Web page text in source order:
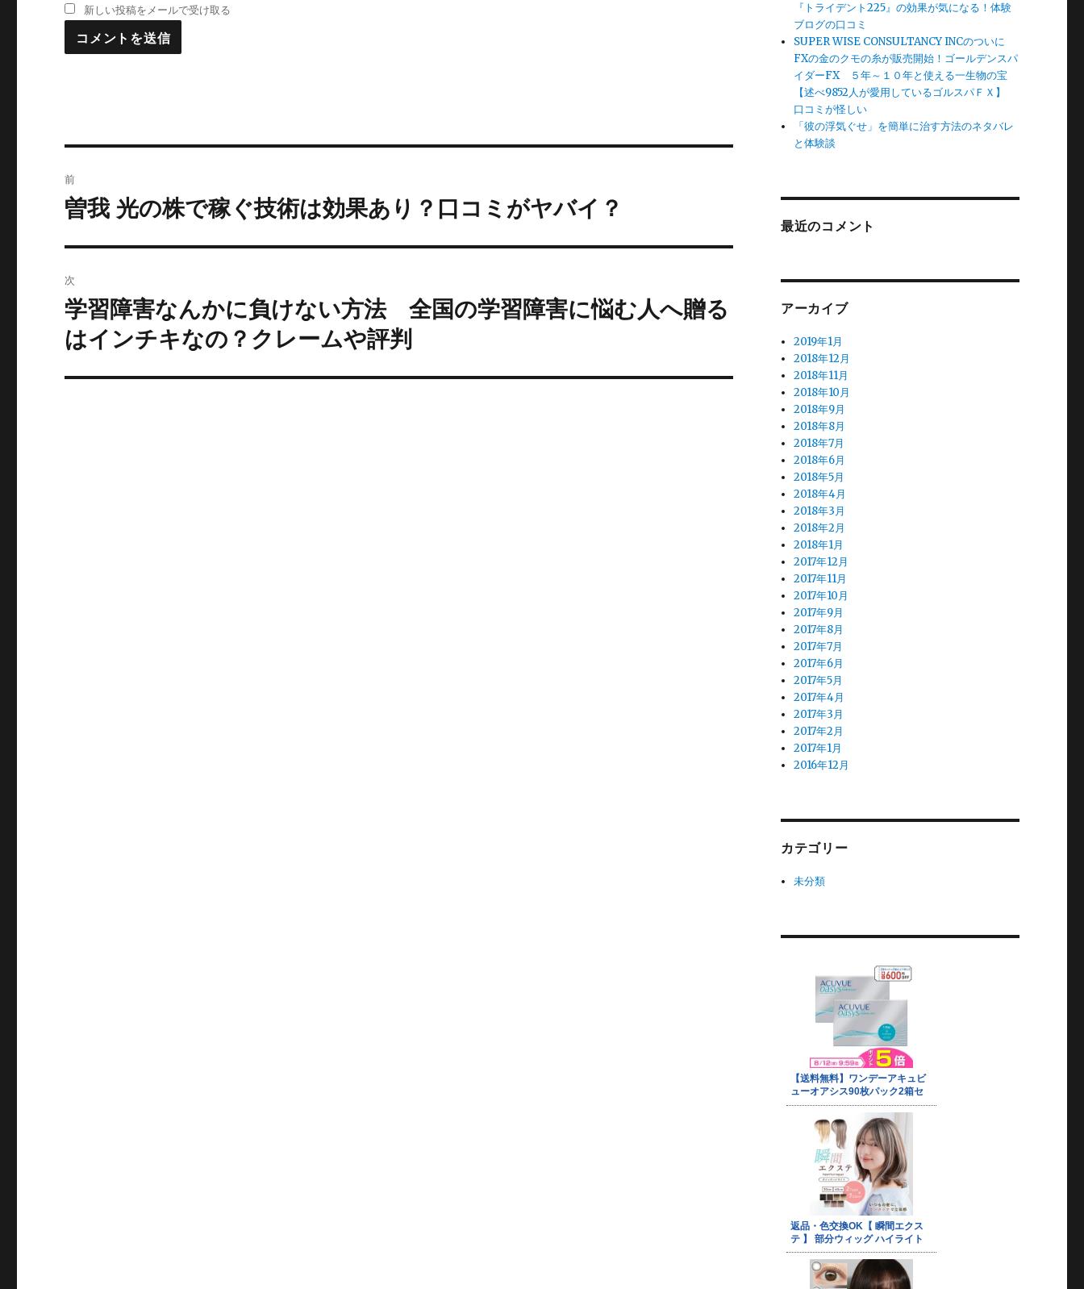
新しい投稿をメールで受け取る
稿
ゲ
ー
前
過
去
の
投
稿:
曽我 光の株で稼ぐ技術は効果あり？口コミがヤバイ？
次
次
の
投
稿:
学習障害なんかに負けない方法 全国の学習障害に悩む人へ贈る
はインチキなの？クレームや評判
『トライデント225』の効果が気になる！体験
ブログの口コミ
SUPER WISE CONSULTANCY INCのついに
FXの金のクモの糸が販売開始！ゴールデンスパ
イダーFX ５年～１０年と使える一生物の宝
【述べ9852人が愛用しているゴルスパＦＸ】
口コミが怪しい
「彼の浮気ぐせ」を簡単に治す方法のネタバレ
と体験談
最近のコメント
アーカイブ
2019年1月
2018年12月
2018年11月
2018年10月
2018年9月
2018年8月
2018年7月
2018年6月
2018年5月
2018年4月
2018年3月
2018年2月
2018年1月
2017年12月
2017年11月
2017年10月
2017年9月
2017年8月
2017年7月
2017年6月
2017年5月
2017年4月
2017年3月
2017年2月
2017年1月
2016年12月
カテゴリー
未分類